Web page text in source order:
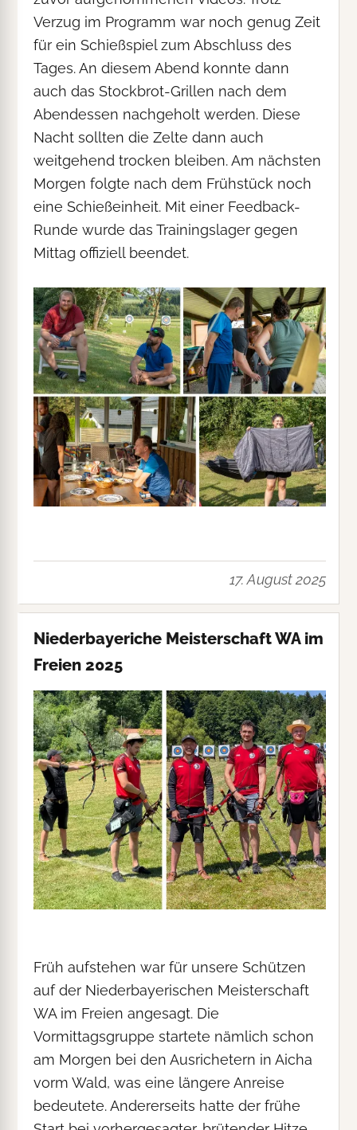
Verzug im Programm war noch genug Zeit
für ein Schießspiel zum Abschluss des
Tages. An diesem Abend konnte dann
auch das Stockbrot-Grillen nach dem
Abendessen nachgeholt werden. Diese
Nacht sollten die Zelte dann auch
weitgehend trocken bleiben. Am nächsten
Morgen folgte nach dem Frühstück noch
eine Schießeinheit. Mit einer Feedback-
Runde wurde das Trainingslager gegen
Mittag offiziell beendet.
17. August 2025
Niederbayeriche Meisterschaft WA im
Freien 2025
Früh aufstehen war für unsere Schützen
auf der Niederbayerischen Meisterschaft
WA im Freien angesagt. Die
Vormittagsgruppe startete nämlich schon
am Morgen bei den Ausrichetern in Aicha
vorm Wald, was eine längere Anreise
bedeutete. Andererseits hatte der frühe